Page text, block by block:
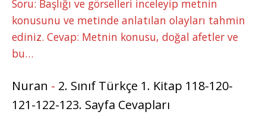
Soru: Başlığı ve görselleri inceleyip metnin
konusunu ve metinde anlatılan olayları tahmin
ediniz. Cevap: Metnin konusu, doğal afetler ve
bu…
Nuran - 2. Sınıf Türkçe 1. Kitap 118-120-
121-122-123. Sayfa Cevapları